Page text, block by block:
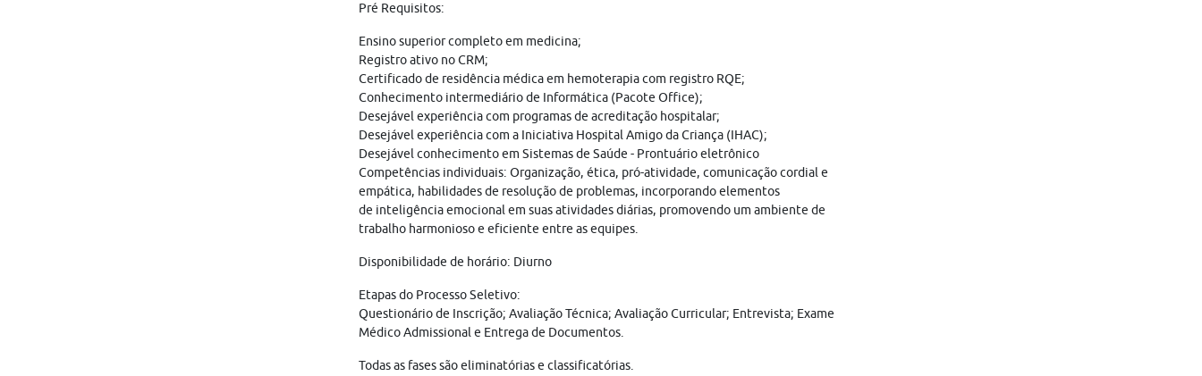
Pré Requisitos:
Ensino superior completo em medicina;
Registro ativo no CRM;
Certificado de residência médica em hemoterapia com registro RQE;
Conhecimento intermediário de Informática (Pacote Office);
Desejável experiência com programas de acreditação hospitalar;
Desejável experiência com a Iniciativa Hospital Amigo da Criança (IHAC);
Desejável conhecimento em Sistemas de Saúde - Prontuário eletrônico
Competências individuais: Organização, ética, pró-atividade, comunicação cordial e
empática, habilidades de resolução de problemas, incorporando elementos
de inteligência emocional em suas atividades diárias, promovendo um ambiente de
trabalho harmonioso e eficiente entre as equipes.
Disponibilidade de horário: Diurno
Etapas do Processo Seletivo:
Questionário de Inscrição; Avaliação Técnica; Avaliação Curricular; Entrevista; Exame
Médico Admissional e Entrega de Documentos.
Todas as fases são eliminatórias e classificatórias.